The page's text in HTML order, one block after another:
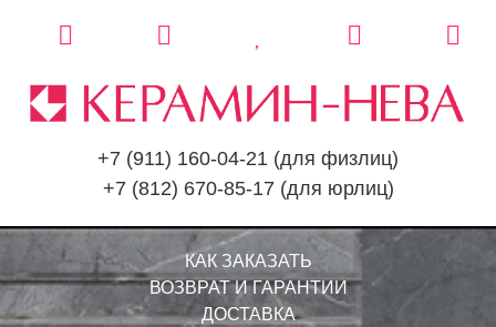
+7 (911) 160-04-21 (для физлиц)
+7 (812) 670-85-17 (для юрлиц)
КАК ЗАКАЗАТЬ
ВОЗВРАТ И ГАРАНТИИ
ДОСТАВКА